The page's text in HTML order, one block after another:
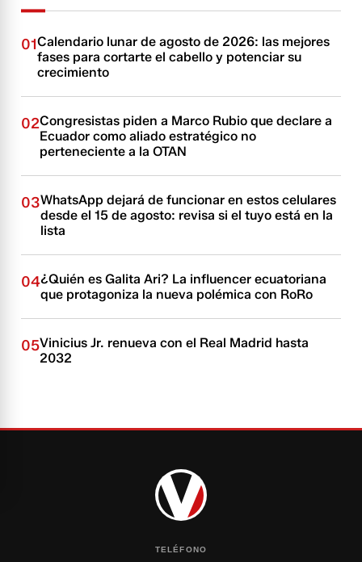
01Calendario lunar de agosto de 2026: las mejores
fases para cortarte el cabello y potenciar su
crecimiento
02Congresistas piden a Marco Rubio que declare a
Ecuador como aliado estratégico no
perteneciente a la OTAN
03WhatsApp dejará de funcionar en estos celulares
desde el 15 de agosto: revisa si el tuyo está en la
lista
04¿Quién es Galita Ari? La influencer ecuatoriana
que protagoniza la nueva polémica con RoRo
05Vinicius Jr. renueva con el Real Madrid hasta
2032
TELÉFONO